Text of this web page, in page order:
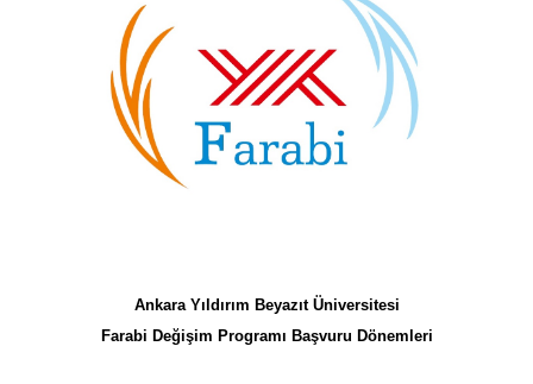
Ankara Yıldırım Beyazıt Üniversitesi
Farabi Değişim Programı Başvuru Dönemleri